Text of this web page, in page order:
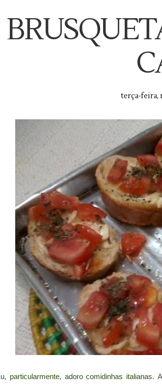
terça-feira,
particularmente, adoro comidinhas italianas.